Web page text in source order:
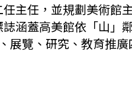
主任，並規劃美術館
涵蓋高美館依「山」
展覽、研究、教育推